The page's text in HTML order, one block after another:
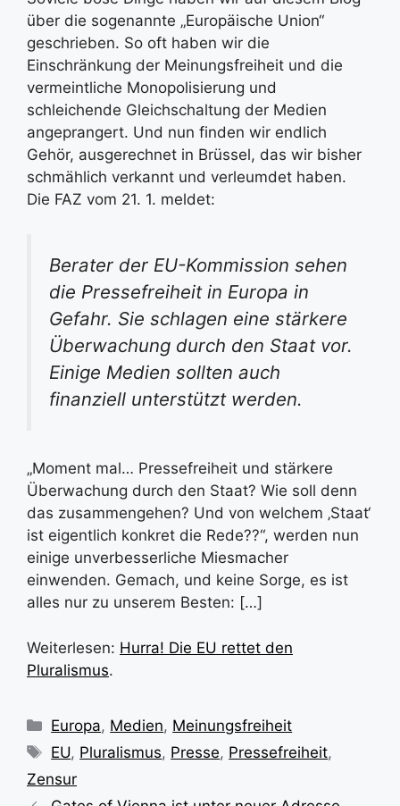
über die sogenannte „Europäische Union“
geschrieben. So oft haben wir die
Einschränkung der Meinungsfreiheit und die
vermeintliche Monopolisierung und
schleichende Gleichschaltung der Medien
angeprangert. Und nun finden wir endlich
Gehör, ausgerechnet in Brüssel, das wir bisher
schmählich verkannt und verleumdet haben.
Die FAZ vom 21. 1. meldet:
Berater der EU-Kommission sehen
die Pressefreiheit in Europa in
Gefahr. Sie schlagen eine stärkere
Überwachung durch den Staat vor.
Einige Medien sollten auch
finanziell unterstützt werden.
„Moment mal… Pressefreiheit und stärkere
Überwachung durch den Staat? Wie soll denn
das zusammengehen? Und von welchem ‚Staat‘
ist eigentlich konkret die Rede??“, werden nun
einige unverbesserliche Miesmacher
einwenden. Gemach, und keine Sorge, es ist
alles nur zu unserem Besten: […]
Weiterlesen: Hurra! Die EU rettet den
Pluralismus.
Kategorien
Europa, Medien, Meinungsfreiheit
Schlagwörter
EU, Pluralismus, Presse, Pressefreiheit,
Zensur